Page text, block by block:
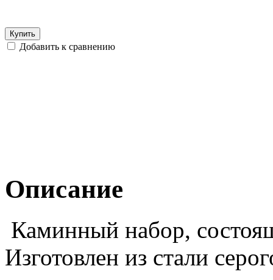
Купить
Добавить к сравнению
Описание
Каминный набор,
Изготовлен из стали